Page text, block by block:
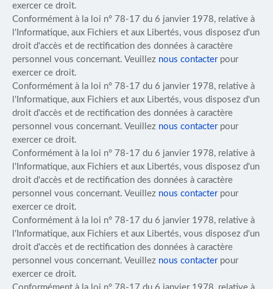
exercer ce droit.
Conformément à la loi n° 78-17 du 6 janvier 1978, relative à
l'Informatique, aux Fichiers et aux Libertés, vous disposez d'un
droit d'accès et de rectification des données à caractère
personnel vous concernant. Veuillez nous contacterpour
exercer ce droit.
Conformément à la loi n° 78-17 du 6 janvier 1978, relative à
l'Informatique, aux Fichiers et aux Libertés, vous disposez d'un
droit d'accès et de rectification des données à caractère
personnel vous concernant. Veuillez nous contacterpour
exercer ce droit.
Conformément à la loi n° 78-17 du 6 janvier 1978, relative à
l'Informatique, aux Fichiers et aux Libertés, vous disposez d'un
droit d'accès et de rectification des données à caractère
personnel vous concernant. Veuillez nous contacterpour
exercer ce droit.
Conformément à la loi n° 78-17 du 6 janvier 1978, relative à
l'Informatique, aux Fichiers et aux Libertés, vous disposez d'un
droit d'accès et de rectification des données à caractère
personnel vous concernant. Veuillez nous contacterpour
exercer ce droit.